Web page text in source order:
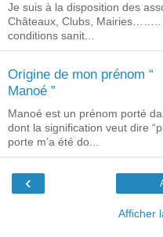
Je suis à la disposition des
Châteaux, Clubs, Mairies……..
conditions sanit...
Origine de mon prénom “
Manoé ”
Manoé est un prénom porté
dont la signification veut dire
porte m’a été do...
‹
Afficher